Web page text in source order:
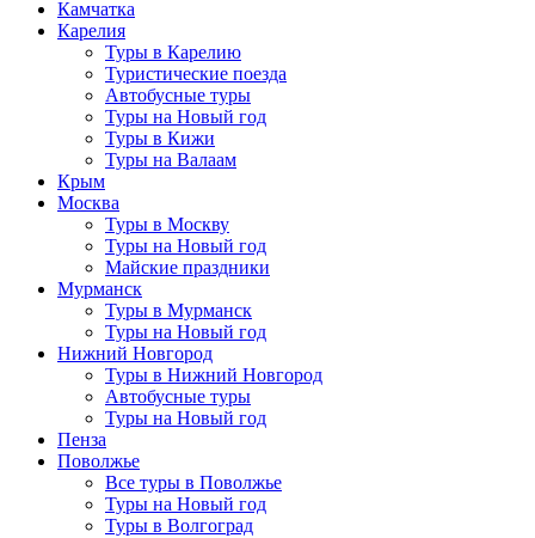
Камчатка
Карелия
Туры в Карелию
Туристические поезда
Автобусные туры
Туры на Новый год
Туры в Кижи
Туры на Валаам
Крым
Москва
Туры в Москву
Туры на Новый год
Майские праздники
Мурманск
Туры в Мурманск
Туры на Новый год
Нижний Новгород
Туры в Нижний Новгород
Автобусные туры
Туры на Новый год
Пенза
Поволжье
Все туры в Поволжье
Туры на Новый год
Туры в Волгоград